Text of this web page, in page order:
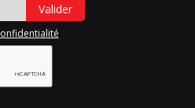
Valider